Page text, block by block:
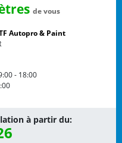
de vous
Autopro & Paint
- 18:00
à partir du: